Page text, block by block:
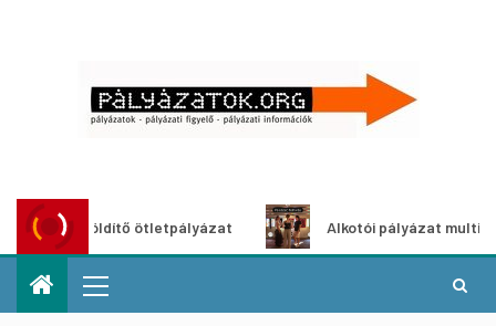
ötletpályázat Alkotói pályázat multimédia-